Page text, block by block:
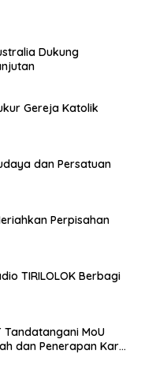
Dukung
Gereja Katolik
dan Persatuan
Perpisahan
TIRILOLOK Berbagi
Tandatangani MoU
dan Penerapan Kartu